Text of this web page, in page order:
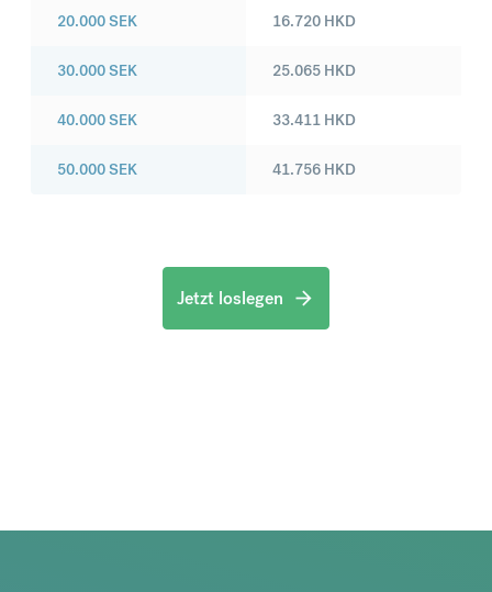
20.000SEK
30.000SEK
40.000SEK
50.000SEK
16.720 HKD
25.065 HKD
33.411 HKD
41.756 HKD
Jetzt loslegen